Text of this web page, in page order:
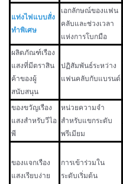
แท่งไฟแบบสั่ง
ทำพิเศษ
เอกลักษณ์ของแฟน
คลับและช่วงเวลา
แห่งการโบกมือ
ผลิตภัณฑ์เรือง
แสงที่มีตราสิน
ค้าของผู้
สนับสนุน
ปฏิสัมพันธ์ระหว่าง
แฟนคลับกับแบรนด์
ของขวัญเรือง
แสงสำหรับวีไอ
พี
หน่วยความจำ
สำหรับแขกระดับ
พรีเมียม
ของแจกเรือง
แสงเรียบง่าย
การเข้าร่วมใน
ระดับเริ่มต้น